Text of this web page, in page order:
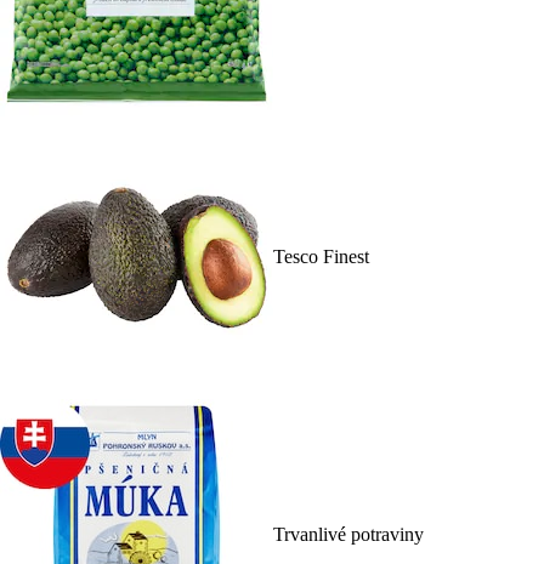
Tesco Finest
Trvanlivé potraviny